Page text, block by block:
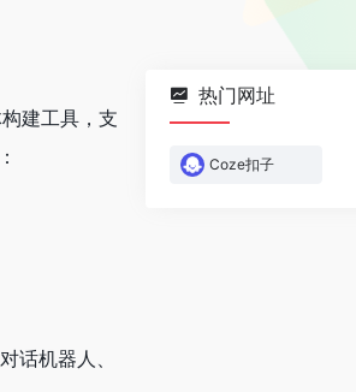
建工具，支
话机器人、
热门网址
Coze扣子